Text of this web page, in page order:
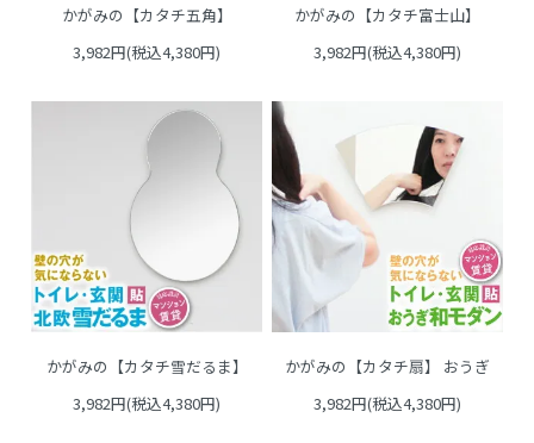
かがみの【カタチ五角】
3,982円(税込4,380円)
かがみの【カタチ富士山】
3,982円(税込4,380円)
かがみの【カタチ雪だるま】
3,982円(税込4,380円)
かがみの【カタチ扇】 おうぎ
3,982円(税込4,380円)